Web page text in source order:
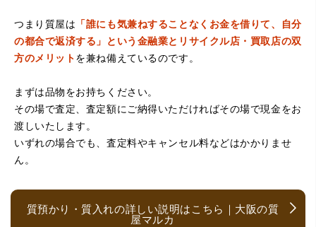
（京都府亀岡市）他店舗にも行きましたが、対応の方があ
まりお売りしたくないと思ったので、やめました。こちら
は電話対応からも誠実な印象でしたので、こちらでお売り
しようと思っておりました。この度はありがとうございま
す。
つまり質屋は 「誰にも気兼ねすることなくお金を借りて、自分
の都合で返済する」という金融業とリサイクル店・買取店の双
方のメリットを兼ね備えているのです。
まずは品物をお持ちください。
その場で査定、査定額にご納得いただければその場で現金をお
渡しいたします。
いずれの場合でも、査定料やキャンセル料などはかかりませ
ん。
質預かり・質入れの詳しい説明はこちら｜大阪の質
屋マルカ